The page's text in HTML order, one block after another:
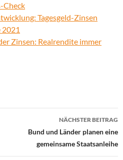
Check
Tagesgeld-Zinsen
2021
Zinsen: Realrendite immer
NÄCHSTER BEITRAG
Bund und Länder planen eine
gemeinsame Staatsanleihe